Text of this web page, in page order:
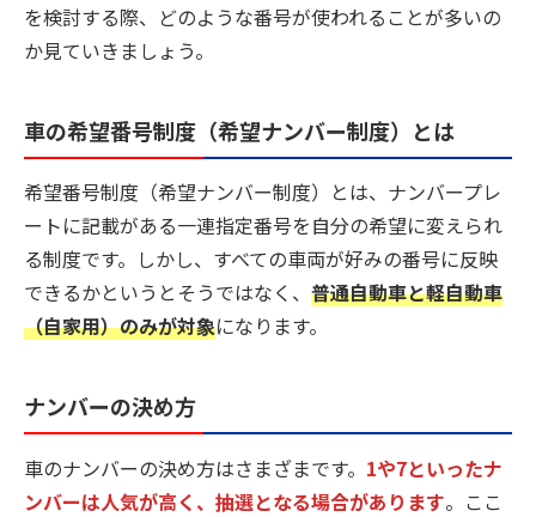
を検討する際、どのような番号が使われることが多いの
か見ていきましょう。
車の希望番号制度（希望ナンバー制度）とは
希望番号制度（希望ナンバー制度）とは、ナンバープレ
ートに記載がある一連指定番号を自分の希望に変えられ
る制度です。しかし、すべての車両が好みの番号に反映
できるかというとそうではなく、 普通自動車と軽自動車
（自家用）のみが対象になります。
ナンバーの決め方
車のナンバーの決め方はさまざまです。 1や7といったナ
ンバーは人気が高く、抽選となる場合があります。ここ